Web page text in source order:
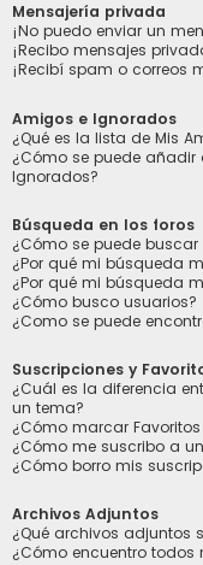
Mensajería privada
¡No puedo enviar un
¡Recibo mensajes
¡Recibí spam o correos
Amigos e Ignorados
¿Qué es la lista de Mis
¿Cómo se puede
Ignorados?
Búsqueda en los foros
¿Cómo se puede
¿Por qué mi búsqueda
¿Por qué mi búsqueda
¿Cómo busco usuarios?
¿Como se puede
Suscripciones y
¿Cuál es la diferencia
un tema?
¿Cómo marcar
¿Cómo me suscribo a
¿Cómo borro mis
Archivos Adjuntos
¿Qué archivos adjuntos
¿Cómo encuentro